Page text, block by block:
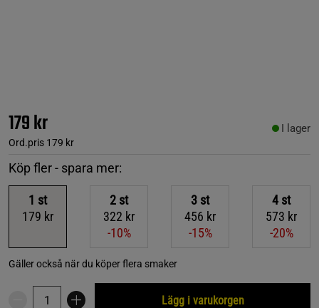
179 kr
Ord.pris 179 kr
I lager
Köp fler - spara mer:
1 st
179 kr
2 st
322 kr
-10%
3 st
456 kr
-15%
4 st
573 kr
-20%
Gäller också när du köper flera smaker
Lägg i varukorgen